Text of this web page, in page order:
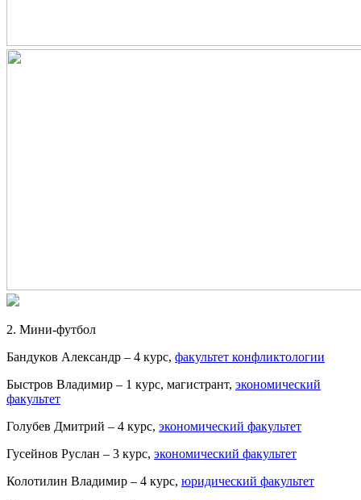
2. Мини-футбол
Бандуков Александр – 4 курс, факультет конфликтологии
Быстров Владимир – 1 курс, магистрант, экономический
факультет
Голубев Дмитрий – 4 курс, экономический факультет
Гусейнов Руслан – 3 курс, экономический факультет
Колотилин Владимир – 4 курс, юридический факультет